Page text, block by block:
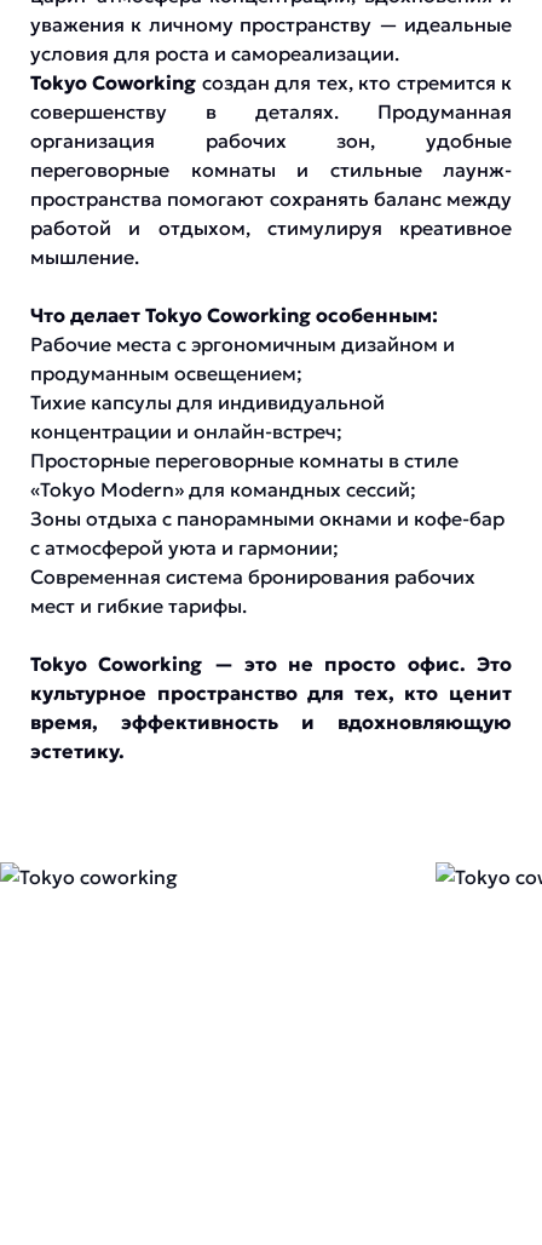
уважения к личному пространству — идеальные
условия для роста и самореализации.
Tokyo Coworking создан для тех, кто стремится к
совершенству в деталях. Продуманная
организация рабочих зон, удобные
переговорные комнаты и стильные лаунж-
пространства помогают сохранять баланс между
работой и отдыхом, стимулируя креативное
мышление.
Что делает Tokyo Coworking особенным:
Рабочие места с эргономичным дизайном и
продуманным освещением;
Тихие капсулы для индивидуальной
концентрации и онлайн-встреч;
Просторные переговорные комнаты в стиле
«Tokyo Modern» для командных сессий;
Зоны отдыха с панорамными окнами и кофе-бар
с атмосферой уюта и гармонии;
Современная система бронирования рабочих
мест и гибкие тарифы.
Tokyo Coworking — это не просто офис. Это
культурное пространство для тех, кто ценит
время, эффективность и вдохновляющую
эстетику.